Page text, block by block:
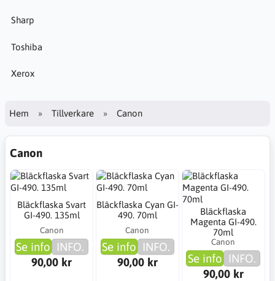
Sharp
Toshiba
Xerox
Hem Tillverkare Canon
Canon
Bläckflaska Svart
GI-490. 135ml
Canon
Se info INFO.
90,00 kr
Bläckflaska Cyan GI-
490. 70ml
Canon
Se info INFO.
90,00 kr
Bläckflaska
Magenta GI-490.
70ml
Canon
Se info INFO.
90,00 kr